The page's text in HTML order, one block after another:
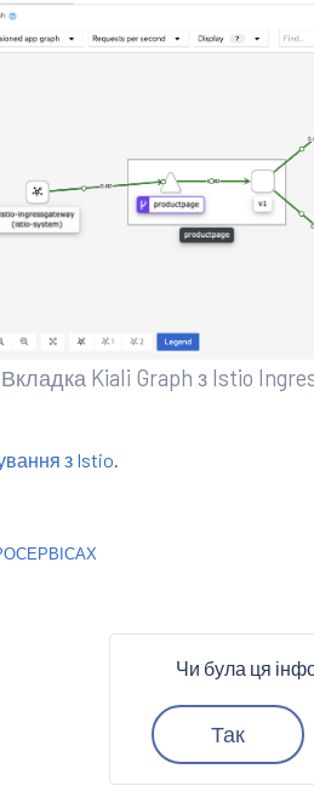
Вкладка Kiali Graph з Istio
з Istio
Чи була ця
Так